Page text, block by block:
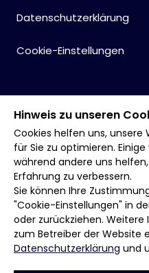
Datenschutzerklärung
Cookie-Einstellungen
Hinweis zu unseren
Cookies helfen uns, unsere
für Sie zu optimieren.
während andere uns
Erfahrung zu verbessern.
Sie können Ihre
"Cookie-Einstellungen" in
oder zurückziehen.
zum Betreiber der Website
Datenschutzerklärung und